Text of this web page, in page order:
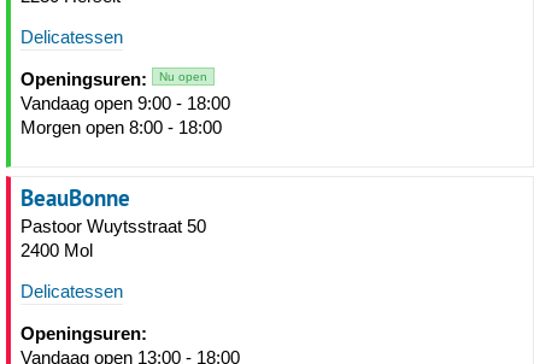
Delicatessen
Openingsuren: Nu open
Vandaag open 9:00 - 18:00
Morgen open 8:00 - 18:00
BeauBonne
Pastoor Wuytsstraat 50
2400 Mol
Delicatessen
Openingsuren:
Vandaag open 13:00 - 18:00